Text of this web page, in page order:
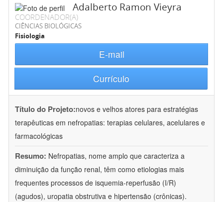
Adalberto Ramon Vieyra
COORDENADOR(A)
CIÊNCIAS BIOLÓGICAS
Fisiologia
E-mail
Currículo
Título do Projeto:novos e velhos atores para estratégias
terapêuticas em nefropatias: terapias celulares, acelulares e
farmacológicas
Resumo: Nefropatias, nome amplo que caracteriza a
diminuição da função renal, têm como etiologias mais
frequentes processos de isquemia-reperfusão (I/R)
(agudos), uropatia obstrutiva e hipertensão (crônicas).